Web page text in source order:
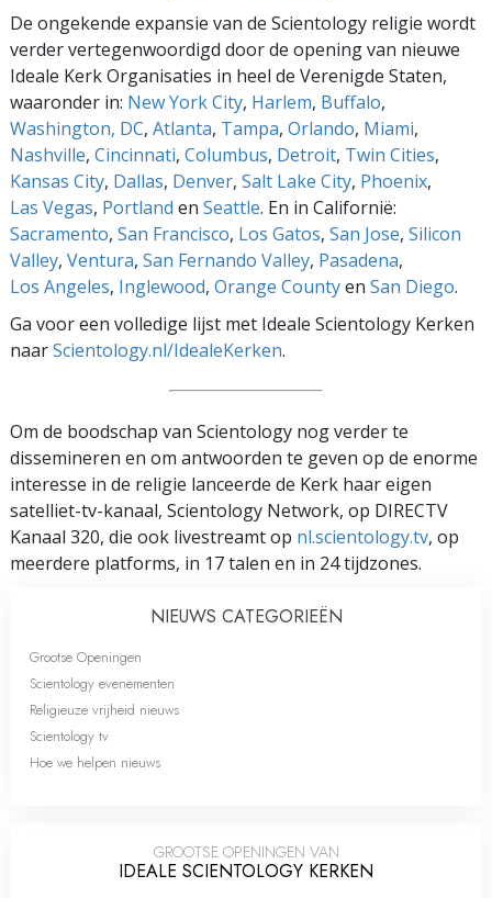
De ongekende expansie van de Scientology religie wordt
verder vertegenwoordigd door de opening van nieuwe
Ideale Kerk Organisaties in heel de Verenigde Staten,
waaronder in: New York City, Harlem, Buffalo,
Washington, DC, Atlanta, Tampa, Orlando, Miami,
Nashville, Cincinnati, Columbus, Detroit, Twin Cities,
Kansas City, Dallas, Denver, Salt Lake City, Phoenix,
Las Vegas, Portland en Seattle. En in Californië:
Sacramento, San Francisco, Los Gatos, San Jose, Silicon
Valley, Ventura, San Fernando Valley, Pasadena,
Los Angeles, Inglewood, Orange Countyen San Diego.
Ga voor een volledige lijst met Ideale Scientology Kerken
naarScientology.nl/IdealeKerken.
Om de boodschap van Scientology nog verder te
dissemineren en om antwoorden te geven op de enorme
interesse in de religie lanceerde de Kerk haar eigen
satelliet-tv-kanaal, Scientology Network, op DIRECTV
Kanaal 320, die ook livestreamt op nl.scientology.tv, op
meerdere platforms, in 17 talen en in 24 tijdzones.
NIEUWS CATEGORIEËN
Grootse Openingen
Scientology evenementen
Religieuze vrijheid nieuws
Scientology tv
Hoe we helpen nieuws
GROOTSE OPENINGEN VAN
IDEALE SCIENTOLOGY KERKEN